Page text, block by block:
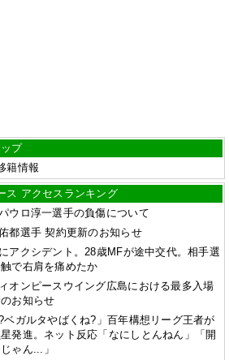
プ
籍情報
ス アクセスランキング
ウロ淳一選手の負傷について
都選手 契約更新のお知らせ
アクシデント。28歳MFが途中交代。相手選
で右肩を痛めたか
オンピースウイング広島における最多入場
お知らせ
?ベガルタやばくね?」百年構想リーグ王者が
発進。ネット反応「なにしとんねん」「開
ゃん...」